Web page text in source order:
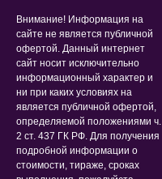
Внимание! Информация на
сайте не является публичной
офертой. Данный интернет
сайт носит исключительно
информационный характер и
ни при каких условиях на
является публичной офертой,
определяемой положениями ч.
2 ст. 437 ГК РФ. Для получения
подробной информации о
стоимости, тираже, сроках